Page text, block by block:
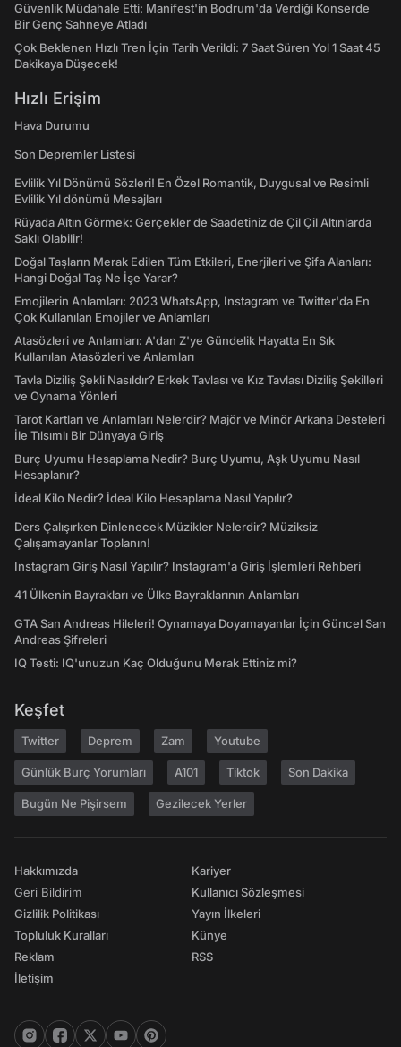
Güvenlik Müdahale Etti: Manifest'in Bodrum'da Verdiği Konserde
Bir Genç Sahneye Atladı
Çok Beklenen Hızlı Tren İçin Tarih Verildi: 7 Saat Süren Yol 1 Saat 45
Dakikaya Düşecek!
Hızlı Erişim
Hava Durumu
Son Depremler Listesi
Evlilik Yıl Dönümü Sözleri! En Özel Romantik, Duygusal ve Resimli
Evlilik Yıl dönümü Mesajları
Rüyada Altın Görmek: Gerçekler de Saadetiniz de Çil Çil Altınlarda
Saklı Olabilir!
Doğal Taşların Merak Edilen Tüm Etkileri, Enerjileri ve Şifa Alanları:
Hangi Doğal Taş Ne İşe Yarar?
Emojilerin Anlamları: 2023 WhatsApp, Instagram ve Twitter'da En
Çok Kullanılan Emojiler ve Anlamları
Atasözleri ve Anlamları: A'dan Z'ye Gündelik Hayatta En Sık
Kullanılan Atasözleri ve Anlamları
Tavla Diziliş Şekli Nasıldır? Erkek Tavlası ve Kız Tavlası Diziliş Şekilleri
ve Oynama Yönleri
Tarot Kartları ve Anlamları Nelerdir? Majör ve Minör Arkana Desteleri
İle Tılsımlı Bir Dünyaya Giriş
Burç Uyumu Hesaplama Nedir? Burç Uyumu, Aşk Uyumu Nasıl
Hesaplanır?
İdeal Kilo Nedir? İdeal Kilo Hesaplama Nasıl Yapılır?
Ders Çalışırken Dinlenecek Müzikler Nelerdir? Müziksiz
Çalışamayanlar Toplanın!
Instagram Giriş Nasıl Yapılır? Instagram'a Giriş İşlemleri Rehberi
41 Ülkenin Bayrakları ve Ülke Bayraklarının Anlamları
GTA San Andreas Hileleri! Oynamaya Doyamayanlar İçin Güncel San
Andreas Şifreleri
IQ Testi: IQ'unuzun Kaç Olduğunu Merak Ettiniz mi?
Keşfet
Twitter Deprem Zam Youtube
Günlük Burç Yorumları A101 Tiktok Son Dakika
Bugün Ne Pişirsem Gezilecek Yerler
Hakkımızda
Geri Bildirim
Gizlilik Politikası
Topluluk Kuralları
Reklam
İletişim
Kariyer
Kullanıcı Sözleşmesi
Yayın İlkeleri
Künye
RSS